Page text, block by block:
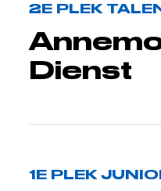
2E PLEK
Dienst
1E PLEK